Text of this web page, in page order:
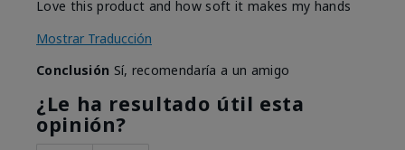
Love this product and how soft it makes my hands
Mostrar Traducción
Conclusión Sí, recomendaría a un amigo
¿Le ha resultado útil esta
opinión?